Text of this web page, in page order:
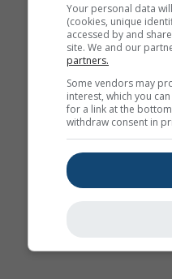
Your personal data
(cookies, unique
accessed by and
site. We and our
partners.
Some vendors may
interest, which you
for a link at the
withdraw consent in